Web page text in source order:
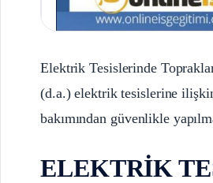
Elektrik Tesislerinde
(d.a.) elektrik tesislerine
bakımından güvenlikle
ELEKTRİK